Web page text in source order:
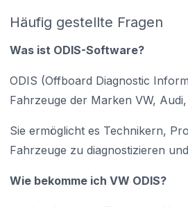
Häufig gestellte Fragen
Was ist ODIS-Software?
ODIS (Offboard Diagnostic
Fahrzeuge der Marken VW,
Sie ermöglicht es Technikern,
Fahrzeuge zu diagnostizieren
Wie bekomme ich VW ODIS?